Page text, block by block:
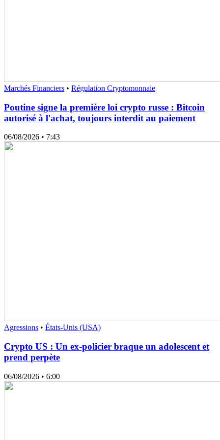
Marchés Financiers • Régulation Cryptomonnaie
Poutine signe la première loi crypto russe : Bitcoin
autorisé à l'achat, toujours interdit au paiement
06/08/2026 • 7:43
Agressions • États-Unis (USA)
Crypto US : Un ex-policier braque un adolescent et
prend perpète
06/08/2026 • 6:00